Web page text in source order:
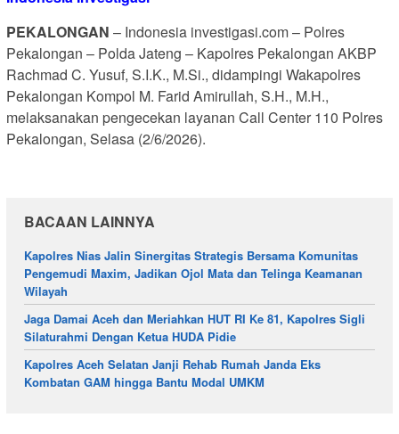
PEKALONGAN – Indonesia investigasi.com – Polres
Pekalongan – Polda Jateng – Kapolres Pekalongan AKBP
Rachmad C. Yusuf, S.I.K., M.Si., didampingi Wakapolres
Pekalongan Kompol M. Farid Amirullah, S.H., M.H.,
melaksanakan pengecekan layanan Call Center 110 Polres
Pekalongan, Selasa (2/6/2026).
BACAAN LAINNYA
Kapolres Nias Jalin Sinergitas Strategis Bersama Komunitas
Pengemudi Maxim, Jadikan Ojol Mata dan Telinga Keamanan
Wilayah
Jaga Damai Aceh dan Meriahkan HUT RI Ke 81, Kapolres Sigli
Silaturahmi Dengan Ketua HUDA Pidie
Kapolres Aceh Selatan Janji Rehab Rumah Janda Eks
Kombatan GAM hingga Bantu Modal UMKM